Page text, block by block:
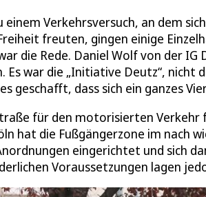
Verkehrsversuch, an dem
freuten, gingen einige
die Rede. Daniel Wolf von der IG
war die „Initiative Deutz“, nicht
geschafft, dass sich ein ganzes
für den motorisierten
hat die Fußgängerzone im nach
eingerichtet und sich
Voraussetzungen lagen